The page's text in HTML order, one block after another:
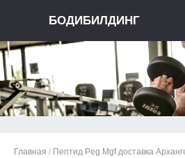
БОДИБИЛДИНГ
Главная / Пептид Peg Mgf доставка